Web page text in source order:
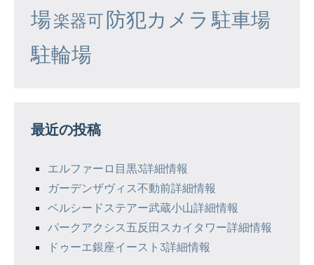
場楽器可防犯カメラ 駐車場
駐輪場
最近の投稿
エルファーロ目黒3詳細情報
ガーデンザヴィス不動前詳細情報
ベルシードステアー武蔵小山詳細情報
パークアクシス五反田スカイタワー詳細情報
ドゥーエ銀座イースト3詳細情報